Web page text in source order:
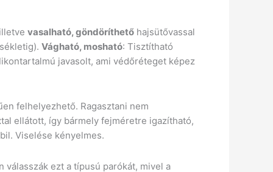
vasalható, göndöríthető hajsütővassal
Vágható, mosható: Tisztítható
javasolt, ami védőréteget képez
felhelyezhető. Ragasztani nem
tal ellátott, így bármely fejméretre igazítható,
Viselése kényelmes.
válasszák ezt a típusú parókát, mivel a